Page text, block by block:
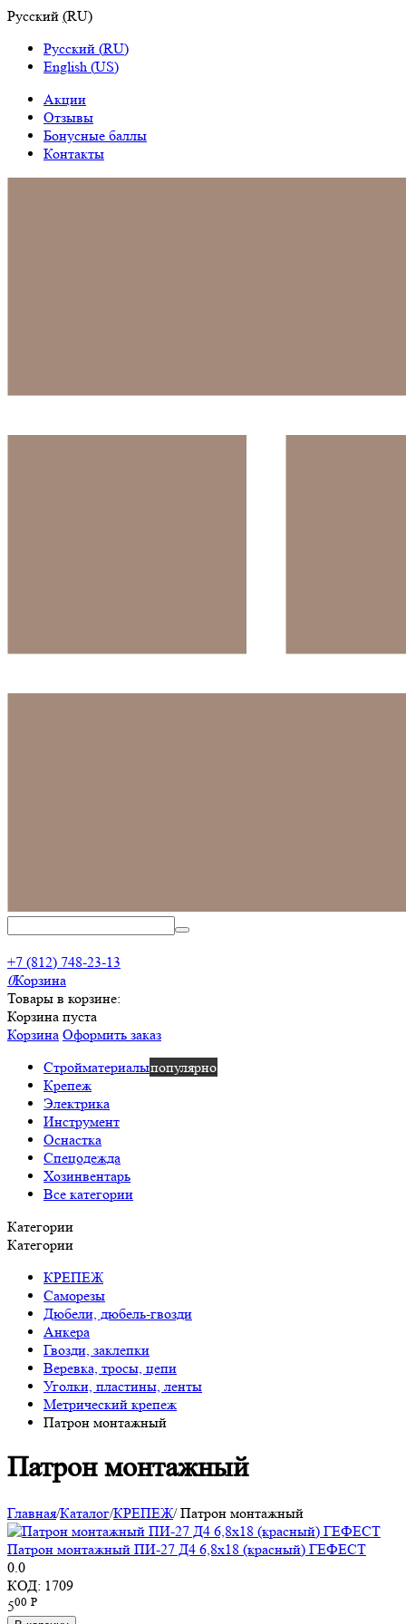
Русский (RU)
Русский (RU)
English (US)
Акции
Отзывы
Бонусные баллы
Контакты
+7 (812) 748-23-13
0Корзина
Товары в корзине:
Корзина пуста
Корзина Оформить заказ
Стройматериалыпопулярно
Крепеж
Электрика
Инструмент
Оснастка
Спецодежда
Хозинвентарь
Все категории
Категории
Категории
КРЕПЕЖ
Саморезы
Дюбели, дюбель-гвозди
Анкера
Гвозди, заклепки
Веревка, тросы, цепи
Уголки, пластины, ленты
Метрический крепеж
Патрон монтажный
Патрон монтажный
Главная/Каталог/КРЕПЕЖ/Патрон монтажный
Патрон монтажный ПИ-27 Д4 6,8х18 (красный) ГЕФЕСТ
0.0
КОД: 1709
500 Р